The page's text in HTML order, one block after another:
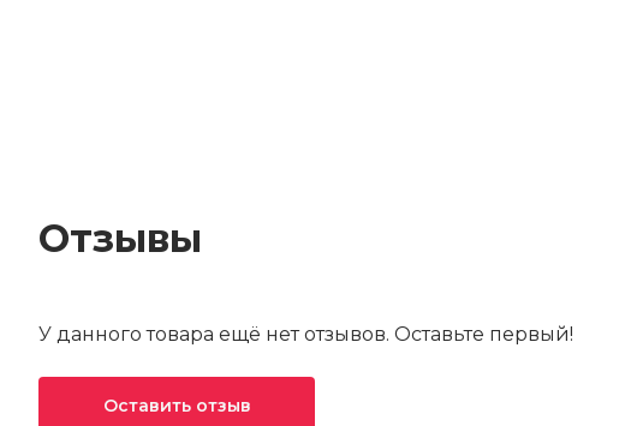
Отзывы
У данного товара ещё нет отзывов. Оставьте первый!
Оставить отзыв